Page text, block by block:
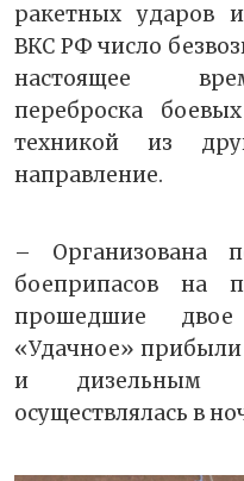
ракетных ударов
ВКС РФ число
настоящее
переброска
техникой из
направление.
– Организована
боеприпасов на
прошедшие
«Удачное» прибыли
и дизельным
осуществлялась в